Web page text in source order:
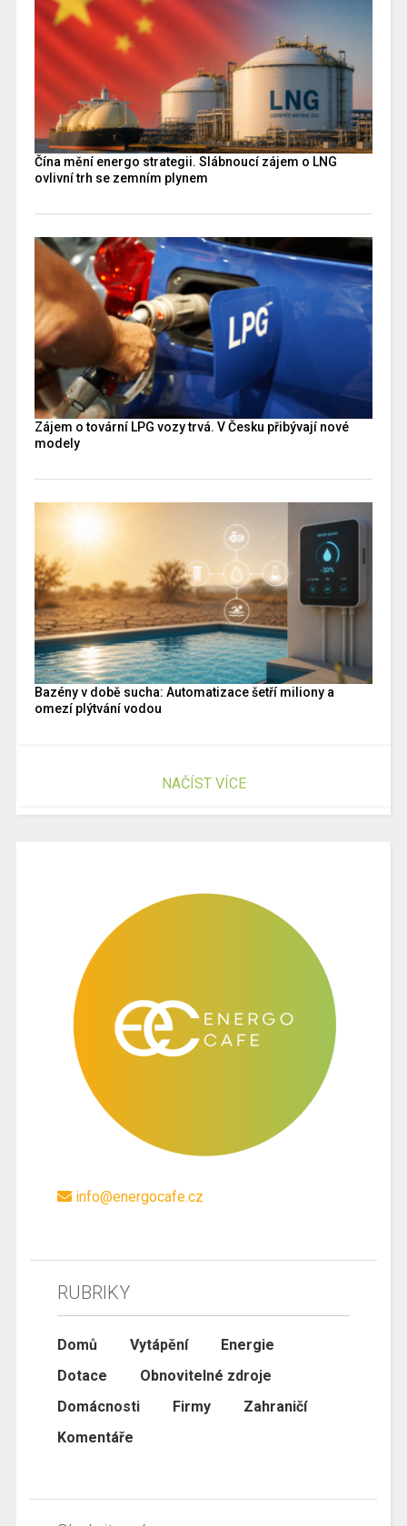
Čína mění energo strategii. Slábnoucí zájem o LNG
ovlivní trh se zemním plynem
Zájem o tovární LPG vozy trvá. V Česku přibývají nové
modely
Bazény v době sucha: Automatizace šetří miliony a
omezí plýtvání vodou
NAČÍST VÍCE
info@energocafe.cz
RUBRIKY
Domů Vytápění
Energie
Dotace
Obnovitelné zdroje
Domácnosti
Firmy
Zahraničí
Komentáře